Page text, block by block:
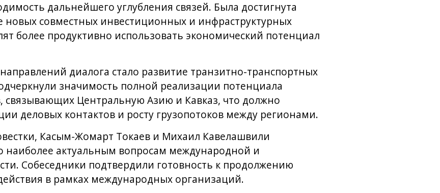
дальнейшего углубления связей. Была достигнута
новых совместных инвестиционных и инфраструктурных
более продуктивно использовать экономический потенциал
диалога стало развитие транзитно-транспортных
значимость полной реализации потенциала
связывающих Центральную Азию и Кавказ, что должно
деловых контактов и росту грузопотоков между регионами.
Касым-Жомарт Токаев и Михаил Кавелашвили
актуальным вопросам международной и
Собеседники подтвердили готовность к продолжению
в рамках международных организаций.